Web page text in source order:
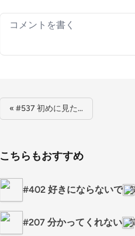
Your comment
« #537 初めに見た…
こちらもおすすめ
#402 好きにならないで
#207 分かってくれない